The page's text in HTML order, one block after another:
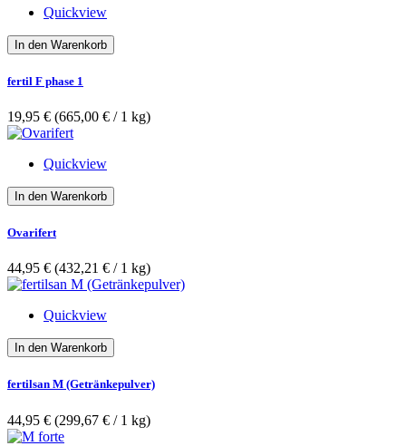
Quickview
In den Warenkorb
fertil F phase 1
19,95 € (665,00 €­ / 1 kg)
Quickview
In den Warenkorb
Ovarifert
44,95 € (432,21 €­ / 1 kg)
Quickview
In den Warenkorb
fertilsan M (Getränkepulver)
44,95 € (299,67 €­ / 1 kg)